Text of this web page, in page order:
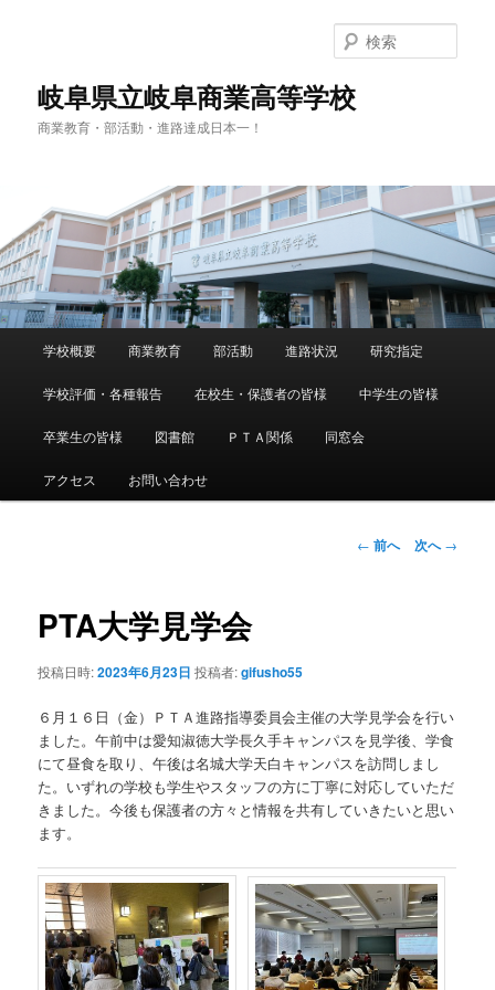
岐阜県立岐阜商業高等学校
商業教育・部活動・進路達成日本一！
索
メ
イ
ン
コ
ン
ツ
へ
移
動
学校概要 商業教育 部活動 進路状況 研究指定
学校評価・各種報告 在校生・保護者の皆様 中学生の皆様
卒業生の皆様 図書館 ＰＴＡ関係 同窓会
アクセス お問い合わせ
投
ン
← 前へ 次へ→
PTA大学見学会
投稿日時:2023年6月23日 投稿者:gifusho55
６月１６日（金）ＰＴＡ進路指導委員会主催の大学見学会を行い
ました。午前中は愛知淑徳大学長久手キャンパスを見学後、学食
にて昼食を取り、午後は名城大学天白キャンパスを訪問しまし
た。いずれの学校も学生やスタッフの方に丁寧に対応していただ
きました。今後も保護者の方々と情報を共有していきたいと思い
ます。